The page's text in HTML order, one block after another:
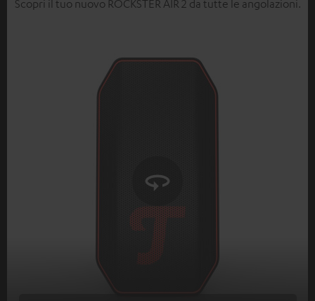
Scopri il tuo nuovo ROCKSTER AIR 2 da tutte le angolazioni.